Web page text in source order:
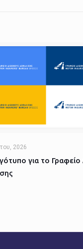
2026
για το Γραφείο